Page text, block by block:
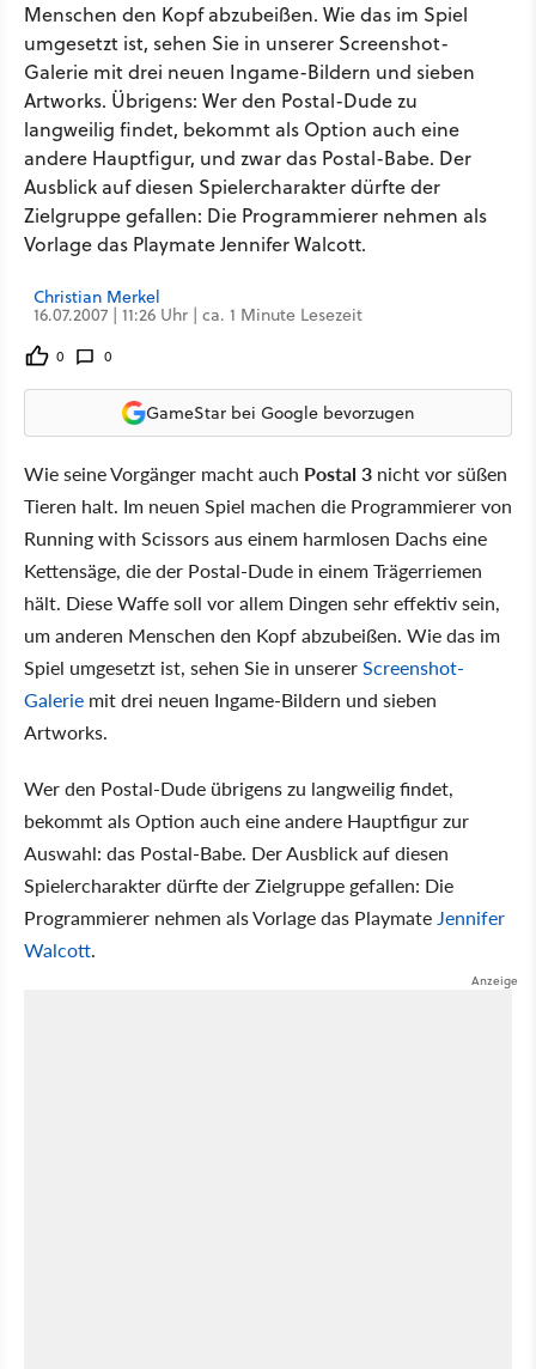
Menschen den Kopf abzubeißen. Wie das im Spiel
umgesetzt ist, sehen Sie in unserer Screenshot-
Galerie mit drei neuen Ingame-Bildern und sieben
Artworks. Übrigens: Wer den Postal-Dude zu
langweilig findet, bekommt als Option auch eine
andere Hauptfigur, und zwar das Postal-Babe. Der
Ausblick auf diesen Spielercharakter dürfte der
Zielgruppe gefallen: Die Programmierer nehmen als
Vorlage das Playmate Jennifer Walcott.
Christian Merkel
16.07.2007 | 11:26 Uhr | ca. 1 Minute Lesezeit
0 0
GameStar bei Google bevorzugen
Wie seine Vorgänger macht auch Postal 3 nicht vor süßen
Tieren halt. Im neuen Spiel machen die Programmierer von
Running with Scissors aus einem harmlosen Dachs eine
Kettensäge, die der Postal-Dude in einem Trägerriemen
hält. Diese Waffe soll vor allem Dingen sehr effektiv sein,
um anderen Menschen den Kopf abzubeißen. Wie das im
Spiel umgesetzt ist, sehen Sie in unsererScreenshot-
Galerie mit drei neuen Ingame-Bildern und sieben
Artworks.
Wer den Postal-Dude übrigens zu langweilig findet,
bekommt als Option auch eine andere Hauptfigur zur
Auswahl: das Postal-Babe. Der Ausblick auf diesen
Spielercharakter dürfte der Zielgruppe gefallen: Die
Programmierer nehmen als Vorlage das PlaymateJennifer
Walcott.